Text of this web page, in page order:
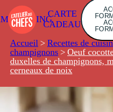
CARTE
CADEAU
Accueil > Recettes de
champignons > Oeuf
duxelles de champignons,
cerneaux de noix